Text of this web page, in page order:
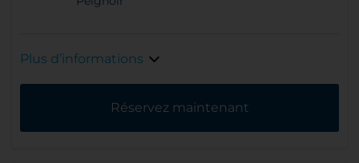
Plus d’informations
Réservez maintenant